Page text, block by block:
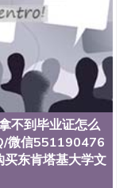
不到毕业证怎么
微信551190476
买东肯塔基大学文